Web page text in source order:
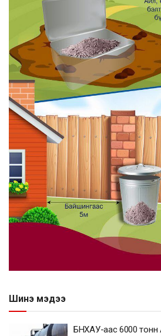
Шинэ мэдээ
БНХАУ-аас 6000